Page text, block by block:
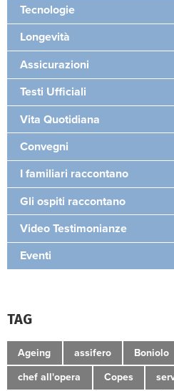
Tecnologie
Longevità
Assicurazioni
Testi Ufficiali
Vita Quotidiana
Convegni
I familiari raccontano
Gli ospiti raccontano
Video Testimonianze
Eventi
TAG
Ageing assifero Boniolo
chef all'opera Copes